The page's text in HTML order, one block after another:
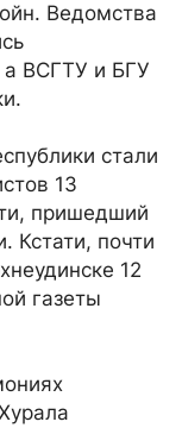
Ведомства
а ВСГТУ и БГУ
стали
13
пришедший
Кстати, почти
12
газеты